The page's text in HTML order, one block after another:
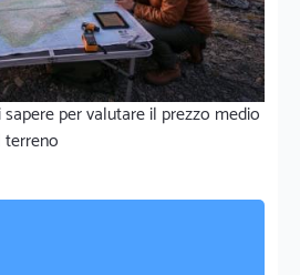
per valutare il prezzo medio